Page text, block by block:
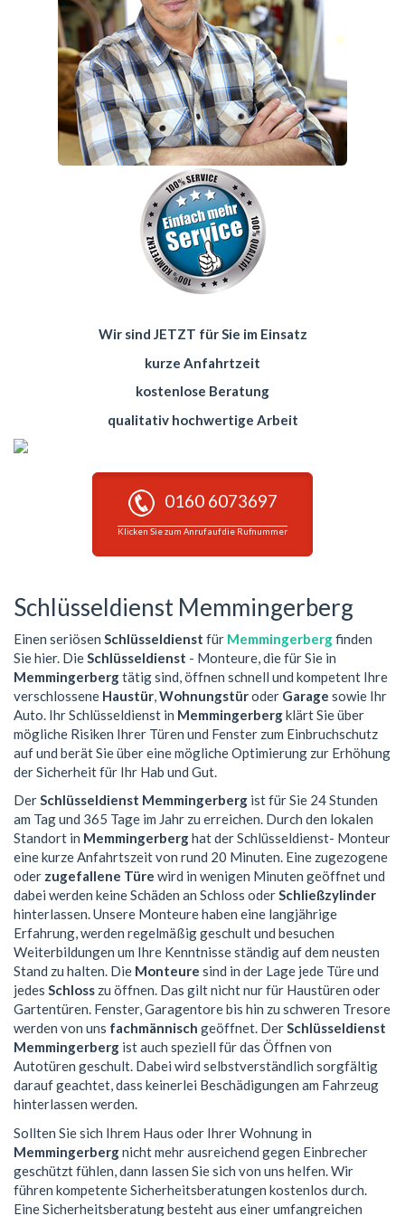
Wir sind JETZT für Sie im Einsatz
kurze Anfahrtzeit
kostenlose Beratung
qualitativ hochwertige Arbeit
0160 6073697
Klicken Sie zum Anruf auf die Rufnummer
Schlüsseldienst Memmingerberg
Einen seriösen Schlüsseldienst für Memmingerbergfinden
Sie hier. DieSchlüsseldienst - Monteure, die für Sie in
Memmingerbergtätig sind, öffnen schnell und kompetent Ihre
verschlossene Haustür,Wohnungstüroder Garage sowie Ihr
Auto. Ihr Schlüsseldienst in Memmingerbergklärt Sie über
mögliche Risiken Ihrer Türen und Fenster zum Einbruchschutz
auf und berät Sie über eine mögliche Optimierung zur Erhöhung
der Sicherheit für Ihr Hab und Gut.
DerSchlüsseldienst Memmingerberg ist für Sie 24 Stunden
am Tag und 365 Tage im Jahr zu erreichen. Durch den lokalen
Standort in Memmingerberghat der Schlüsseldienst- Monteur
eine kurze Anfahrtszeit von rund 20 Minuten. Eine zugezogene
oder zugefallene Türe wird in wenigen Minuten geöffnet und
dabei werden keine Schäden an Schloss oderSchließzylinder
hinterlassen. Unsere Monteure haben eine langjährige
Erfahrung, werden regelmäßig geschult und besuchen
Weiterbildungen um Ihre Kenntnisse ständig auf dem neusten
Stand zu halten. Die Monteure sind in der Lage jede Türe und
jedes Schloss zu öffnen. Das gilt nicht nur für Haustüren oder
Gartentüren. Fenster, Garagentore bis hin zu schweren Tresore
werden von uns fachmännisch geöffnet. DerSchlüsseldienst
Memmingerberg ist auch speziell für das Öffnen von
Autotüren geschult. Dabei wird selbstverständlich sorgfältig
darauf geachtet, dass keinerlei Beschädigungen am Fahrzeug
hinterlassen werden.
Sollten Sie sich Ihrem Haus oder Ihrer Wohnung in
Memmingerbergnicht mehr ausreichend gegen Einbrecher
geschützt fühlen, dann lassen Sie sich von uns helfen. Wir
führen kompetente Sicherheitsberatungen kostenlos durch.
Eine Sicherheitsberatung besteht aus einer umfangreichen